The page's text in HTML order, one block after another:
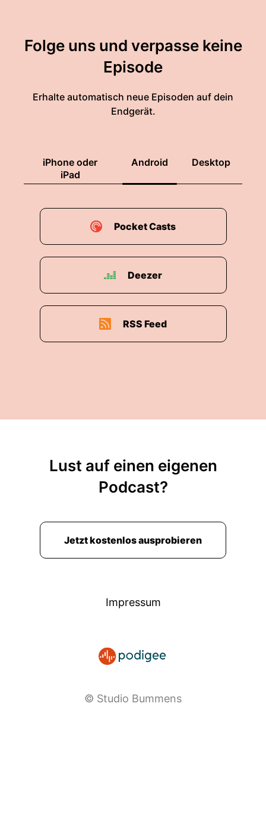
Folge uns und verpasse keine
Episode
Erhalte automatisch neue Episoden auf dein
Endgerät.
iPhone oder
iPad
Android Desktop
Pocket Casts
Deezer
RSS Feed
Lust auf einen eigenen
Podcast?
Jetzt kostenlos ausprobieren
Impressum
© Studio Bummens